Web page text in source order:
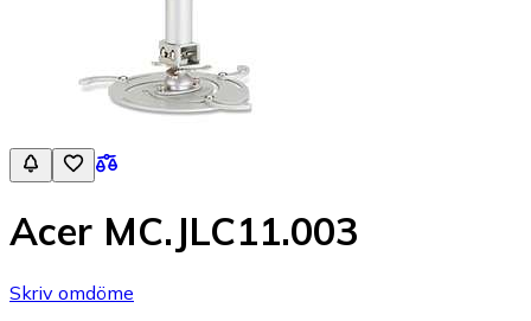
Acer MC.JLC11.003
Skriv omdöme